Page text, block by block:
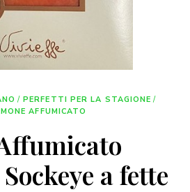
/ PERFETTI PER LA STAGIONE /
AFFUMICATO
a fette